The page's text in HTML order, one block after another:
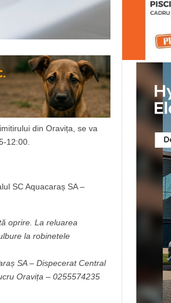
din Oravița, se va
12:00.
SC Aquacaraș SA –
oprire. La reluarea
la robinetele
SA – Dispecerat Central
Oravița – 0255574235